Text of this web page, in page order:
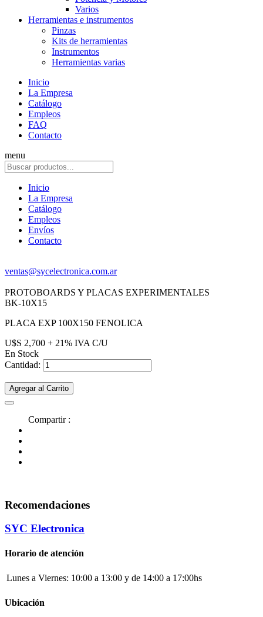
Varios
Herramientas e instrumentos
Pinzas
Kits de herramientas
Instrumentos
Herramientas varias
Inicio
La Empresa
Catálogo
Empleos
FAQ
Contacto
menu
Inicio
La Empresa
Catálogo
Empleos
Envíos
Contacto
ventas@sycelectronica.com.ar
PROTOBOARDS Y PLACAS EXPERIMENTALES
BK-10X15
PLACA EXP 100X150 FENOLICA
U$S 2,700 + 21% IVA C/U
En Stock
Cantidad:
Agregar al Carrito
Compartir :
Recomendaciones
SYC Electronica
Horario de atención
Lunes a Viernes: 10:00 a 13:00 y de 14:00 a 17:00hs
Ubicación